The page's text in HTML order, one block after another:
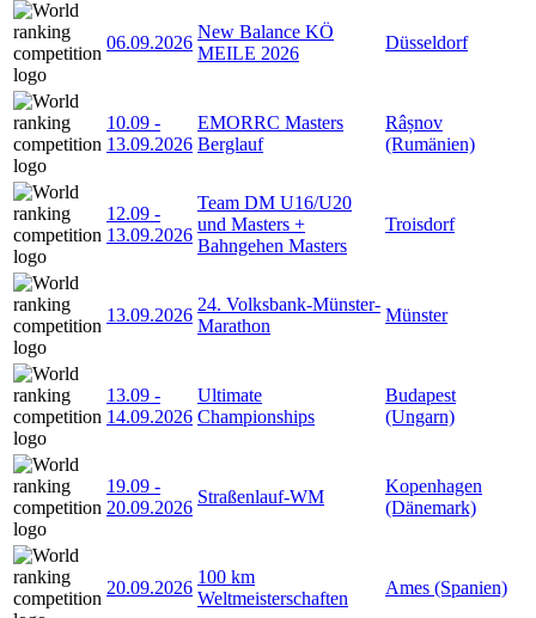
06.09.2026
New Balance KÖ
MEILE 2026
Düsseldorf
10.09 -
13.09.2026
EMORRC Masters
Berglauf
Râșnov
(Rumänien)
12.09 -
13.09.2026
Team DM U16/U20
und Masters +
Bahngehen Masters
Troisdorf
13.09.2026
24. Volksbank-Münster-
Marathon
Münster
13.09 -
14.09.2026
Ultimate
Championships
Budapest
(Ungarn)
19.09 -
20.09.2026
Straßenlauf-WM
Kopenhagen
(Dänemark)
20.09.2026
100 km
Weltmeisterschaften
Ames (Spanien)